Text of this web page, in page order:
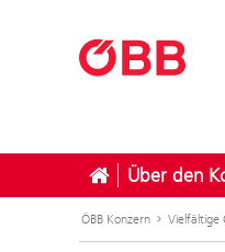
Über den
ÖBB Konzern Vielfältige